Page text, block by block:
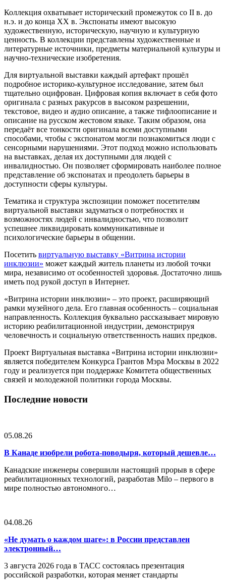
Коллекция охватывает исторический промежуток со II в. до
н.э. и до конца XX в. Экспонаты имеют высокую
художественную, историческую, научную и культурную
ценность. В коллекции представлены художественные и
литературные источники, предметы материальной культуры и
научно-технические изобретения.
Для виртуальной выставки каждый артефакт прошёл
подробное историко-культурное исследование, затем был
тщательно оцифрован. Цифровая копия включает в себя фото
оригинала с разных ракурсов в высоком разрешении,
текстовое, видео и аудио описание, а также тифлоописание и
описание на русском жестовом языке. Таким образом, она
передаёт все тонкости оригинала всеми доступными
способами, чтобы с экспонатом могли познакомиться люди с
сенсорными нарушениями. Этот подход можно использовать
на выставках, делая их доступными для людей с
инвалидностью. Он позволяет сформировать наиболее полное
представление об экспонатах и преодолеть барьеры в
доступности сферы культуры.
Тематика и структура экспозиции поможет посетителям
виртуальной выставки задуматься о потребностях и
возможностях людей с инвалидностью, что позволит
успешнее ликвидировать коммуникативные и
психологические барьеры в общении.
Посетить виртуальную выставку «Витрина истории
инклюзии» может каждый житель планеты из любой точки
мира, независимо от особенностей здоровья. Достаточно лишь
иметь под рукой доступ в Интернет.
«Витрина истории инклюзии» – это проект, расширяющий
рамки музейного дела. Его главная особенность – социальная
направленность. Коллекция буквально рассказывает мировую
историю реабилитационной индустрии, демонстрируя
человечность и социальную ответственность наших предков.
Проект Виртуальная выставка «Витрина истории инклюзии»
является победителем Конкурса Грантов Мэра Москвы в 2022
году и реализуется при поддержке Комитета общественных
связей и молодежной политики города Москвы.
Последние новости
05.08.26
В Канаде изобрели робота-поводыря, который дешевле…
Канадские инженеры совершили настоящий прорыв в сфере
реабилитационных технологий, разработав Milo – первого в
мире полностью автономного…
04.08.26
«Не думать о каждом шаге»: в России представлен
электронный…
3 августа 2026 года в ТАСС состоялась презентация
российской разработки, которая меняет стандарты